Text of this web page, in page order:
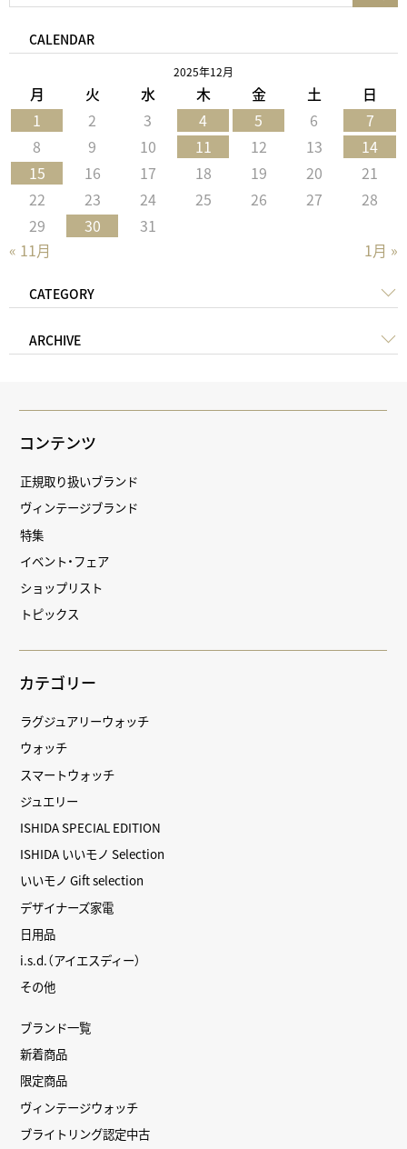
CALENDAR
2025年12月
月 火 水 木 金 土 日
« 11月 1月 »
1 2 3 4 5 6
7
8
9 10 11 12 13
14
15
16 17 18 19 20
21
22
23 24 25 26 27
28
29
30 31
CATEGORY
ARCHIVE
コンテンツ
正規取り扱いブランド
ヴィンテージブランド
特集
イベント・フェア
ショップリスト
トピックス
カテゴリー
ラグジュアリーウォッチ
ウォッチ
スマートウォッチ
ジュエリー
ISHIDA SPECIAL EDITION
ISHIDA いいモノ Selection
いいモノ Gift selection
デザイナーズ家電
日用品
i.s.d.（アイエスディー）
その他
ブランド一覧
新着商品
限定商品
ヴィンテージウォッチ
ブライトリング認定中古